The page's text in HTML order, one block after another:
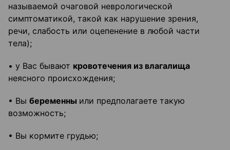
называемой очаговой неврологической
симптоматикой, такой как нарушение зрения,
речи, слабость или оцепенение в любой части
тела);
• у Вас бывают кровотечения из влагалища
неясного происхождения;
• Вы беременны или предполагаете такую
возможность;
• Вы кормите грудью;